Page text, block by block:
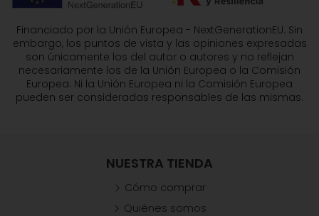
Financiado por la Unión Europea - NextGenerationEU. Sin
embargo, los puntos de vista y las opiniones expresadas
son únicamente los del autor o autores y no reflejan
necesariamente los de la Unión Europea o la Comisión
Europea. Ni la Unión Europea ni la Comisión Europea
pueden ser consideradas responsables de las mismas.
NUESTRA TIENDA
Cómo comprar
Quiénes somos